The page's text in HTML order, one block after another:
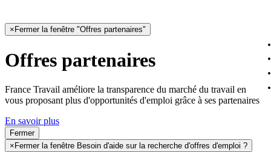
× Fermer la fenêtre "Offres partenaires"
Offres partenaires
France Travail améliore la transparence du marché du travail en
vous proposant plus d'opportunités d'emploi grâce à ses partenaires
En savoir plus
Fermer
× Fermer la fenêtre Besoin d'aide sur la recherche d'offres d'emploi ?